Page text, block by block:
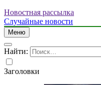
Новостная рассылка
Случайные новости
Меню
Найти:
Заголовки